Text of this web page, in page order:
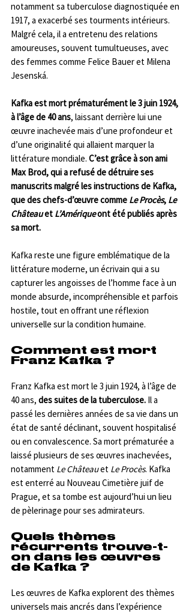
notamment sa tuberculose diagnostiquée en
1917, a exacerbé ses tourments intérieurs.
Malgré cela, il a entretenu des relations
amoureuses, souvent tumultueuses, avec
des femmes comme Felice Bauer et Milena
Jesenská.
Kafka est mort prématurément le 3 juin 1924,
à l’âge de 40 ans, laissant derrière lui une
œuvre inachevée mais d’une profondeur et
d’une originalité qui allaient marquer la
littérature mondiale. C’est grâce à son ami
Max Brod, qui a refusé de détruire ses
manuscrits malgré les instructions de Kafka,
que des chefs-d’œuvre comme Le Procès, Le
Château et L’Amérique ont été publiés après
sa mort.
Kafka reste une figure emblématique de la
littérature moderne, un écrivain qui a su
capturer les angoisses de l’homme face à un
monde absurde, incompréhensible et parfois
hostile, tout en offrant une réflexion
universelle sur la condition humaine.
Comment est mort
Franz Kafka ?
Franz Kafka est mort le 3 juin 1924, à l’âge de
40 ans, des suites de la tuberculose. Il a
passé les dernières années de sa vie dans un
état de santé déclinant, souvent hospitalisé
ou en convalescence. Sa mort prématurée a
laissé plusieurs de ses œuvres inachevées,
notamment Le Château et Le Procès. Kafka
est enterré au Nouveau Cimetière juif de
Prague, et sa tombe est aujourd’hui un lieu
de pèlerinage pour ses admirateurs.
Quels thèmes
récurrents trouve-t-
on dans les œuvres
de Kafka ?
Les œuvres de Kafka explorent des thèmes
universels mais ancrés dans l’expérience